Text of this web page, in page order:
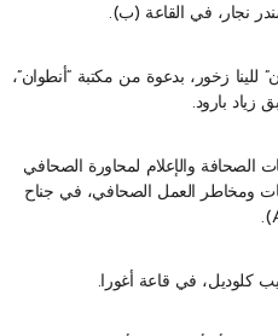
نجار، في القاعة (ب).
للينا زخور، بدعوة من مكتبة “أنطوان”،
زياد بارود.
الصحافة والإعلام لمحاورة الصحافي
ومخاطر العمل الصحافي، في جناح
كلوديل، في قاعة أغورا.